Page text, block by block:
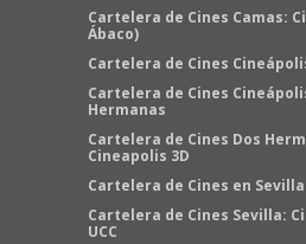
Cartelera de Cines Camas:
Ábaco)
Cartelera de Cines
Cartelera de Cines
Hermanas
Cartelera de Cines Dos
Cineapolis 3D
Cartelera de Cines en Sevilla
Cartelera de Cines Sevilla:
UCC